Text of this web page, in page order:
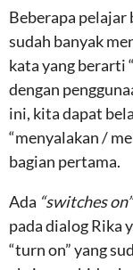
Beberapa pelajar
sudah banyak
kata yang berarti
dengan
ini, kita dapat
“menyalakan /
bagian pertama.
Ada “switches on”
pada dialog Rika
“turn on” yang